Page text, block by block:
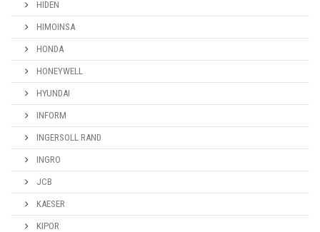
HIDEN
HIMOINSA
HONDA
HONEYWELL
HYUNDAI
INFORM
INGERSOLL RAND
INGRO
JCB
KAESER
KIPOR